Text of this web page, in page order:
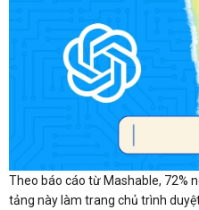
Theo báo cáo từ Mashable, 72%
tảng này làm trang chủ trình